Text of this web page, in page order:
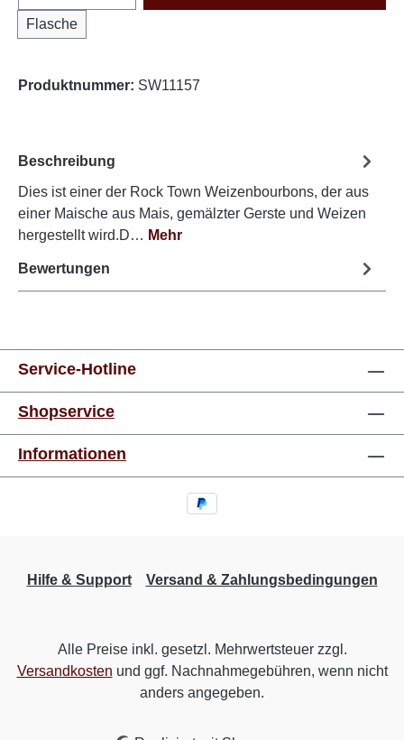
Flasche
Produktnummer: SW11157
Beschreibung
Dies ist einer der Rock Town Weizenbourbons, der aus
einer Maische aus Mais, gemälzter Gerste und Weizen
hergestellt wird.D… Mehr
Bewertungen
Service-Hotline
Shopservice
Informationen
Hilfe & Support Versand & Zahlungsbedingungen
Alle Preise inkl. gesetzl. Mehrwertsteuer zzgl.
Versandkosten und ggf. Nachnahmegebühren, wenn nicht
anders angegeben.